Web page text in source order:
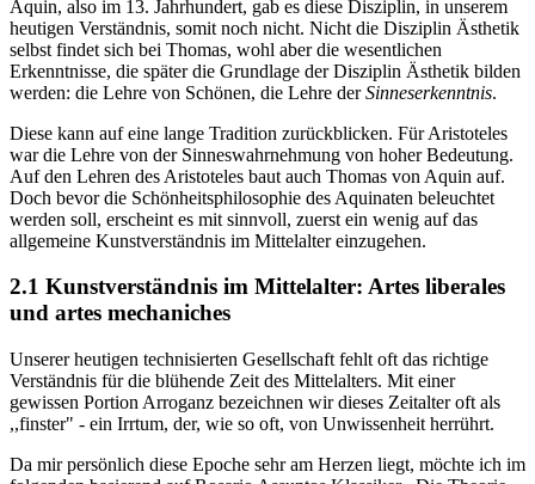
Aquin, also im 13. Jahrhundert, gab es diese Disziplin, in unserem
heutigen Verständnis, somit noch nicht. Nicht die Disziplin Ästhetik
selbst findet sich bei Thomas, wohl aber die wesentlichen
Erkenntnisse, die später die Grundlage der Disziplin Ästhetik bilden
werden: die Lehre von Schönen, die Lehre derSinneserkenntnis.
Diese kann auf eine lange Tradition zurückblicken. Für Aristoteles
war die Lehre von der Sinneswahrnehmung von hoher Bedeutung.
Auf den Lehren des Aristoteles baut auch Thomas von Aquin auf.
Doch bevor die Schönheitsphilosophie des Aquinaten beleuchtet
werden soll, erscheint es mit sinnvoll, zuerst ein wenig auf das
allgemeine Kunstverständnis im Mittelalter einzugehen.
2.1 Kunstverständnis im Mittelalter: Artes liberales
und artes mechaniches
Unserer heutigen technisierten Gesellschaft fehlt oft das richtige
Verständnis für die blühende Zeit des Mittelalters. Mit einer
gewissen Portion Arroganz bezeichnen wir dieses Zeitalter oft als
,,finster" - ein Irrtum, der, wie so oft, von Unwissenheit herrührt.
Da mir persönlich diese Epoche sehr am Herzen liegt, möchte ich im